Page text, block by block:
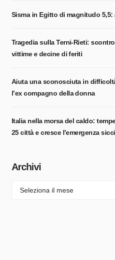
Sisma in Egitto di magnitudo
Tragedia sulla Terni-Rieti:
vittime e decine di feriti
Aiuta una sconosciuta in
l’ex compagno della donna
Italia nella morsa del caldo:
25 città e cresce l’emergenza
Archivi